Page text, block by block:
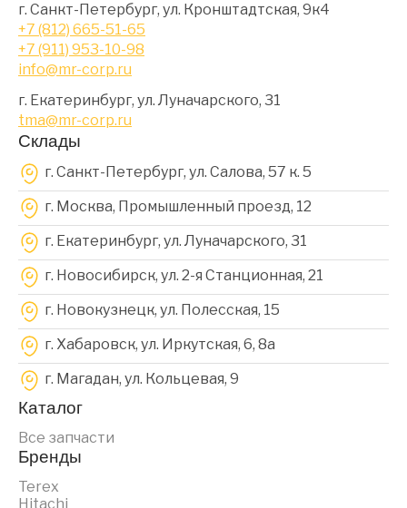
г. Санкт-Петербург, ул. Кронштадтская, 9к4
+7 (812) 665-51-65
+7 (911) 953-10-98
info@mr-corp.ru
г. Екатеринбург, ул. Луначарского, 31
tma@mr-corp.ru
Склады
г. Санкт-Петербург, ул. Салова, 57 к. 5
г. Москва, Промышленный проезд, 12
г. Екатеринбург, ул. Луначарского, 31
г. Новосибирск, ул. 2-я Станционная, 21
г. Новокузнецк, ул. Полесская, 15
г. Хабаровск, ул. Иркутская, 6, 8a
г. Магадан, ул. Кольцевая, 9
Каталог
Все запчасти
Бренды
Terex
Hitachi